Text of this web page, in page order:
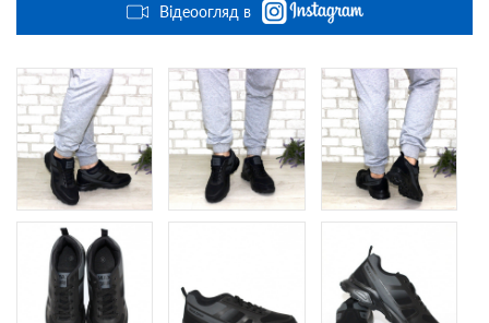
Відеоогляд в